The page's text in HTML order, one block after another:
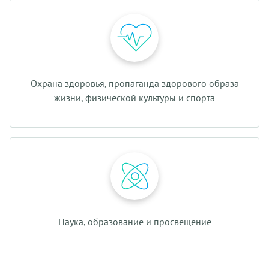
Охрана здоровья, пропаганда здорового образа
жизни, физической культуры и спорта
Наука, образование и просвещение